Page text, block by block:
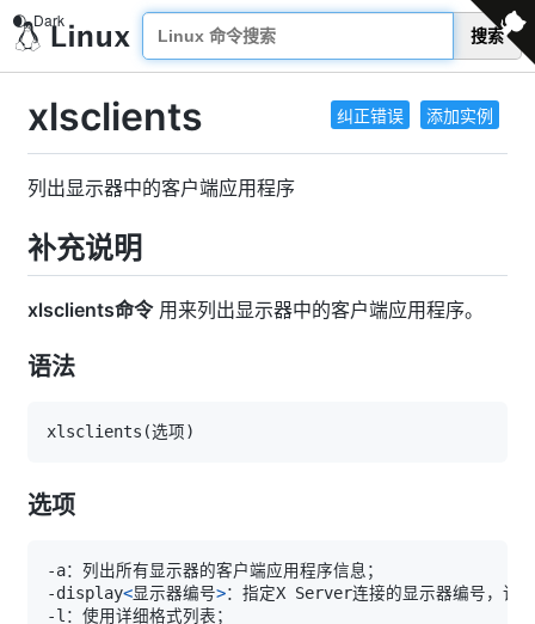
搜索
纠正错误 添加实例
xlsclients
列出显示器中的客户端应用程序
补充说明
xlsclients命令用来列出显示器中的客户端应用程序。
语法
xlsclients (选项)
选项
-display<显示器编号>：指定X Server连接的显示器编号，该